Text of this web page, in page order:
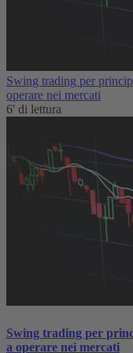
Swing trading per
operare nei mercati
6' di lettura
Swing trading per
a operare nei mercati